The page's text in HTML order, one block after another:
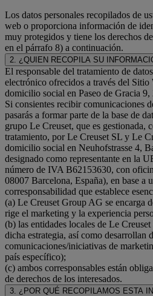
Los datos personales recopilados de
web o proporciona información de
muy protegidos y tiene los derechos
en el párrafo 8) a continuación.
2. ¿QUIEN RECOPILA SU
El responsable del tratamiento de
electrónico ofrecidos a través del Sitio
domicilio social en Paseo de Gracia
Si consientes recibir comunicaciones
pasarás a formar parte de la base de
grupo Le Creuset, que es gestionada,
tratamiento, por Le Creuset SL y Le
domicilio social en Neuhofstrasse 4,
designado como representante en la
número de IVA B62153630, con
08007 Barcelona, España), en base a
corresponsabilidad que establece
(a) Le Creuset Group AG se encarga
rige el marketing y la experiencia
(b) las entidades locales de Le
dicha estrategia, así como desarrollan
comunicaciones/iniciativas de
país específico);
(c) ambos corresponsables están
de derechos de los interesados.
3. ¿POR QUÉ RECOPILAMOS ESTA